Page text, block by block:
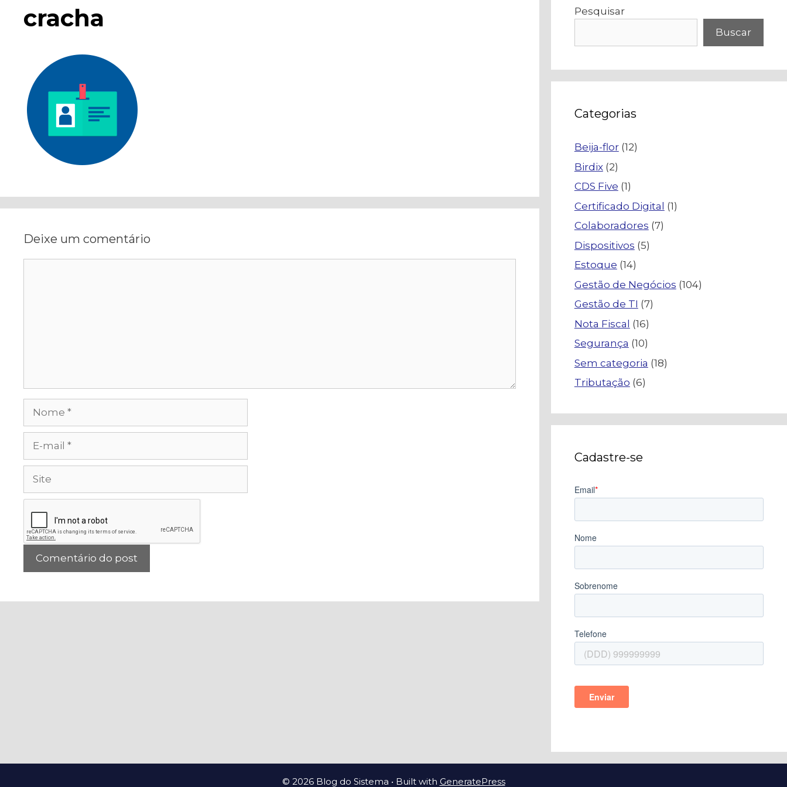
cracha
Deixe um comentário
Site
Pesquisar
Buscar
Categorias
Beija-flor(12)
Birdix(2)
CDS Five (1)
Certificado Digital (1)
Colaboradores (7)
Dispositivos (5)
Estoque (14)
Gestão de Negócios (104)
Gestão de TI (7)
Nota Fiscal (16)
Segurança (10)
Sem categoria (18)
Tributação (6)
Cadastre-se
© 2026 Blog do Sistema • Built with GeneratePress